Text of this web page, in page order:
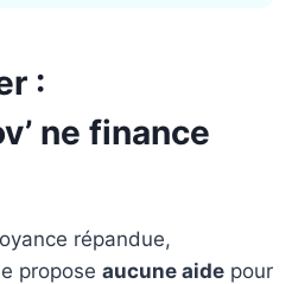
:
ne finance
répandue,
propose aucune aide pour